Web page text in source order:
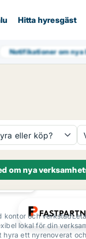
Hitta hyresgäst
Notifikationer om
eller köp?
om nya
kontor och
lokal för din
hyra ett nyrenoverat